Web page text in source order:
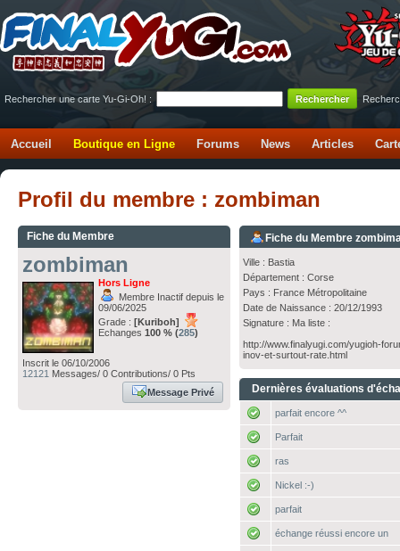
Rechercher une carte Yu-Gi-Oh! :
Accueil Boutique en Ligne Forums News Articles
Profil du membre : zombiman
Fiche du Membre
zombiman
Hors Ligne
Membre Inactif depuis le
09/06/2025
Grade : [Kuriboh]
Echanges 100 % (285)
Inscrit le 06/10/2006
12121 Messages/ 0 Contributions/ 0 Pts
Message Privé
Fiche du Membre
Ville : Bastia
Département : Corse
Pays : France Métropolitaine
Date de Naissance : 20/12/1993
Signature : Ma liste :
http://www.finalyugi.com/yugioh-
inov-et-surtout-rate.html
Dernières évaluations
parfait encore ^^
Parfait
ras
Nickel :-)
parfait
échange réussi encore un